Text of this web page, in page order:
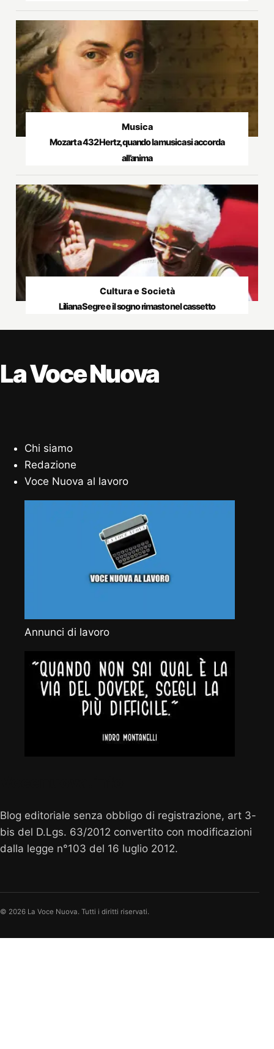
Musica
Mozart a 432 Hertz, quando la musica si accorda
all’anima
Cultura e Società
Liliana Segre e il sogno rimasto nel cassetto
La Voce Nuova
Chi siamo
Redazione
Voce Nuova al lavoro
Annunci di lavoro
Blog editoriale senza obbligo di registrazione, art 3-
bis del D.Lgs. 63/2012 convertito con modificazioni
dalla legge n°103 del 16 luglio 2012.
© 2026 La Voce Nuova. Tutti i diritti riservati.